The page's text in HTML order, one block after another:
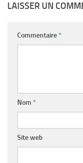
LAISSER UN
Commentaire*
Nom *
Site web